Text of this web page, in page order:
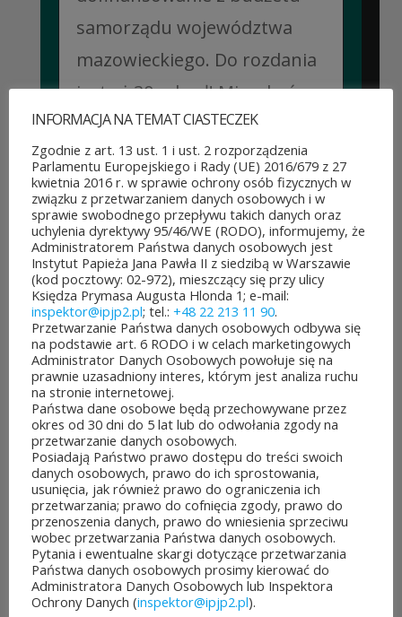
samorządu województwa
mazowieckiego. Do rozdania
jest aż 30 mln zł! Mieszkańcy
województwa mazowieckiego
po...
CZYTAJ DALEJ
JUBILEUSZOWE XXV MISTRZOSTWA POLSKI
DUCHOWIEŃSTWA W SZACHACH
KLASYCZNYCH.
10 lipca&7b19p;2026
W dniach 6–10 lipca 2026 r. w
Collegium Marianum w
Pelplinie odbyły się
Jubileuszowe XXV
Mistrzostwa Polski
Duchowieństwa w Szachach
Klasycznych. Wydarzenie
zostało objęte patronatem
INFORMACJA NA TEMAT CIASTECZEK
Zgodnie z art. 13 ust. 1 i ust. 2 rozporządzenia
Parlamentu Europejskiego i Rady (UE) 2016/679 z 27
kwietnia 2016 r. w sprawie ochrony osób fizycznych w
związku z przetwarzaniem danych osobowych i w
sprawie swobodnego przepływu takich danych oraz
uchylenia dyrektywy 95/46/WE (RODO), informujemy, że
Administratorem Państwa danych osobowych jest
Instytut Papieża Jana Pawła II z siedzibą w Warszawie
(kod pocztowy: 02-972), mieszczący się przy ulicy
Księdza Prymasa Augusta Hlonda 1; e-mail:
inspektor@ipjp2.pl; tel.: +48 22 213 11 90.
Przetwarzanie Państwa danych osobowych odbywa się
na podstawie art. 6 RODO i w celach marketingowych
Administrator Danych Osobowych powołuje się na
prawnie uzasadniony interes, którym jest analiza ruchu
na stronie internetowej.
Państwa dane osobowe będą przechowywane przez
okres od 30 dni do 5 lat lub do odwołania zgody na
przetwarzanie danych osobowych.
Posiadają Państwo prawo dostępu do treści swoich
danych osobowych, prawo do ich sprostowania,
usunięcia, jak również prawo do ograniczenia ich
przetwarzania; prawo do cofnięcia zgody, prawo do
przenoszenia danych, prawo do wniesienia sprzeciwu
wobec przetwarzania Państwa danych osobowych.
Pytania i ewentualne skargi dotyczące przetwarzania
Państwa danych osobowych prosimy kierować do
Administratora Danych Osobowych lub Inspektora
Ochrony Danych (inspektor@ipjp2.pl).